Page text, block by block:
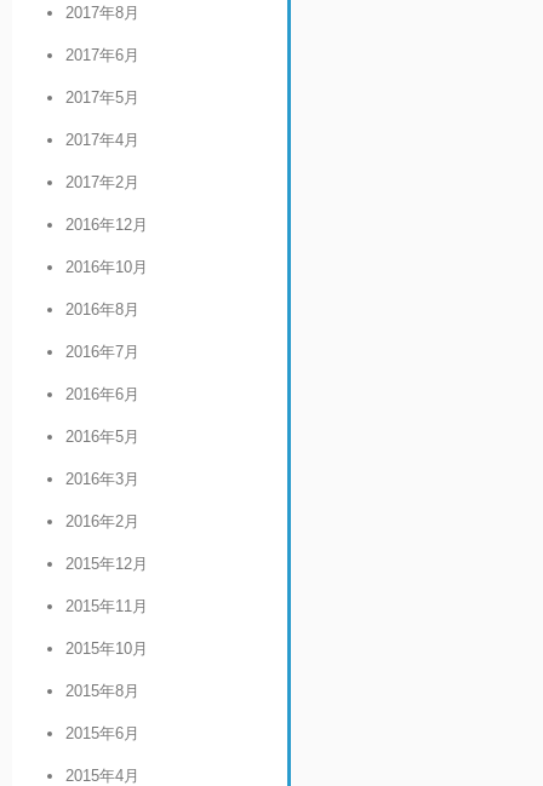
2017年8月
2017年6月
2017年5月
2017年4月
2017年2月
2016年12月
2016年10月
2016年8月
2016年7月
2016年6月
2016年5月
2016年3月
2016年2月
2015年12月
2015年11月
2015年10月
2015年8月
2015年6月
2015年4月